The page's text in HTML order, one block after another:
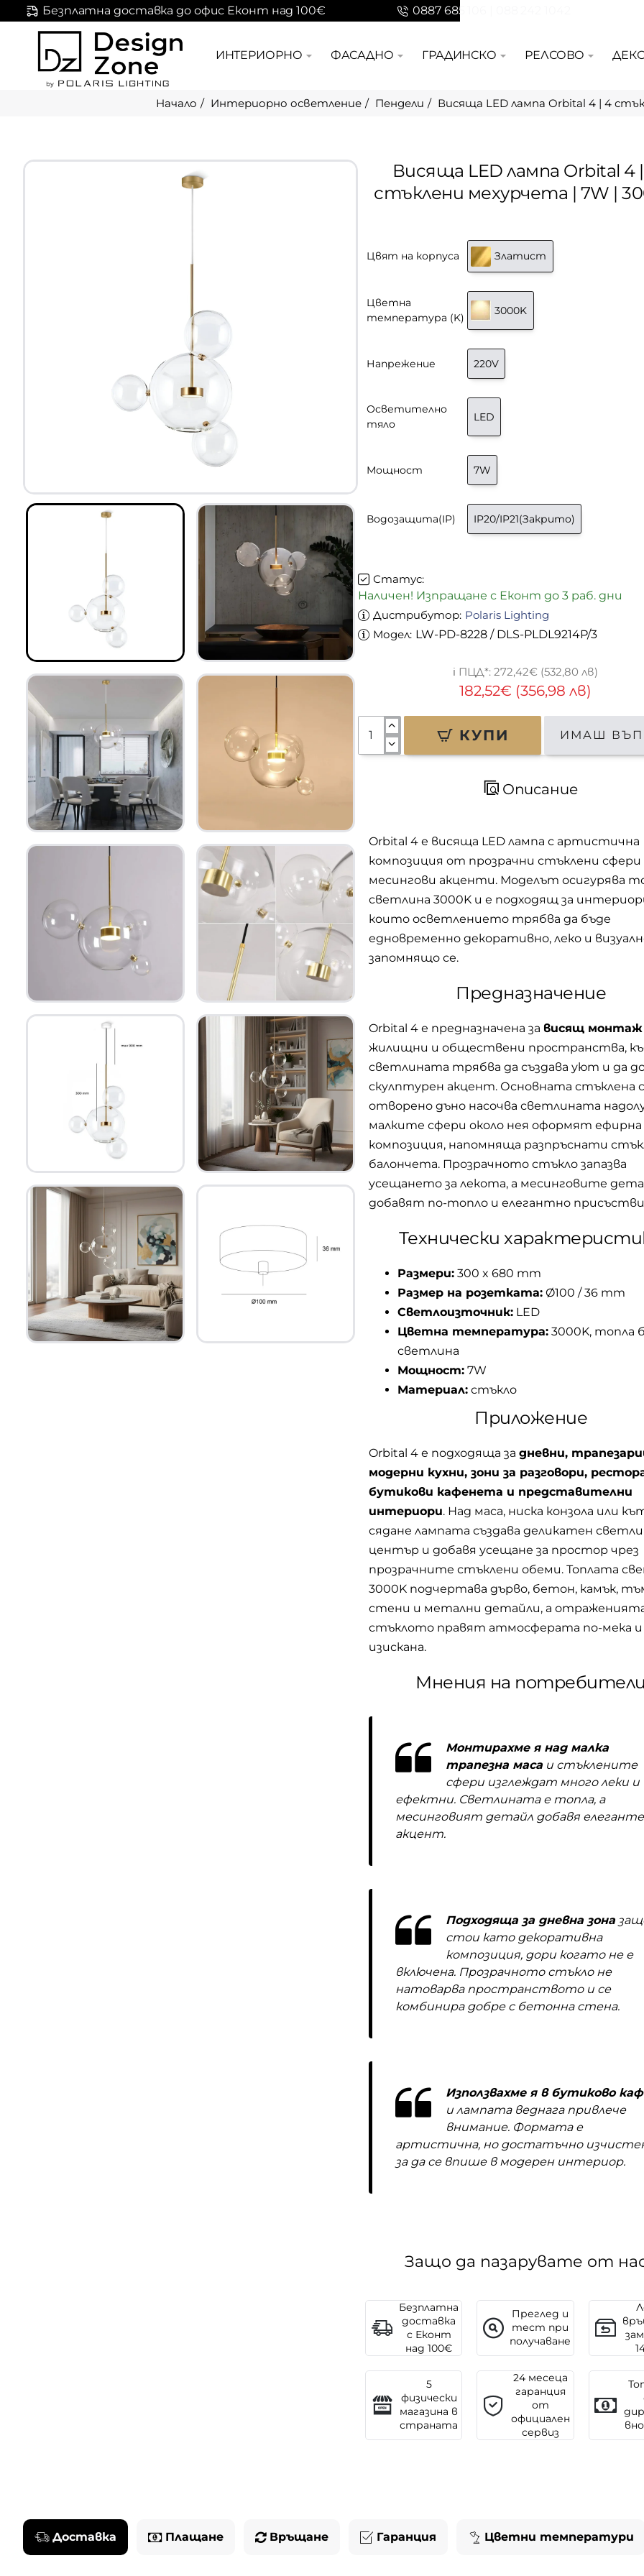
Безплатна доставка до офис Еконт над 100€ 0887 685 106 | 088 242 1042
ИНТЕРИОРНО ФАСАДНО ГРАДИНСКО РЕЛСОВО
Интериорно осветление Пендели Висяща LED лампа Orbital 4 | 4
-33%
Висяща LED лампа Orbital 4
стъклени мехурчета | 7W |
Статус:
Наличен! Изпращане с Еконт до 3 раб. дни
Дистрибутор: Polaris Lighting
Модел: LW-PD-8228 / DLS-PLDL9214P/3
182,52€ (356,98 лв)
272,42€ (532,80 лв)
Цвят на корпуса Златист
Цветна
температура (K)
3000K
Напрежение 220V
Осветително
тяло
LED
Мощност 7W
Водозащита(IP) IP20/IP21(Закрито)
КУПИ ИМАШ
Описание
Orbital 4 е висяща LED лампа с артистична
композиция от прозрачни стъклени
месингови акценти. Моделът осигурява
светлина 3000K и е подходящ за
които осветлението трябва да бъде
едновременно декоративно, леко и
запомнящо се.
Предназначение
Orbital 4 е предназначена за висящ монтаж
жилищни и обществени пространства,
светлината трябва да създава уют и да
скулптурен акцент. Основната стъклена
отворено дъно насочва светлината
малките сфери около нея оформят ефирна
композиция, напомняща разпръснати
балончета. Прозрачното стъкло запазва
усещането за лекота, а месинговите
добавят по-топло и елегантно
Технически
Размери: 300 x 680 mm
Размер на розетката: Ø100 / 36 mm
Светлоизточник: LED
Цветна температура: 3000K, топла
светлина
Мощност: 7W
Материал: стъкло
Приложение
Orbital 4 е подходяща за дневни,
модерни кухни, зони за разговори,
бутикови кафенета и представителни
интериори. Над маса, ниска конзола или
сядане лампата създава деликатен
център и добавя усещане за простор чрез
прозрачните стъклени обеми. Топлата
3000K подчертава дърво, бетон, камък,
стени и метални детайли, а
стъклото правят атмосферата по-мека и
изискана.
Мнения на потребители
Монтирахме я над малка
трапезна маса и стъклените
сфери изглеждат много леки и
ефектни. Светлината е топла, а
месинговият детайл добавя
акцент.
Подходяща за дневна зона
стои като декоративна
композиция, дори когато не е
включена. Прозрачното стъкло не
натоварва пространството и се
комбинира добре с бетонна стена.
Използвахме я в бутиково
и лампата веднага привлече
внимание. Формата е
артистична, но достатъчно
за да се впише в модерен интериор.
Защо да пазарувате от
Безплатна
доставка
с Еконт
над 100€
Преглед и
тест при
получаване
5
физически
магазина в
страната
24 месеца
гаранция
от
официален
сервиз
Доставка Плащане Връщане Гаранция Цветни температури